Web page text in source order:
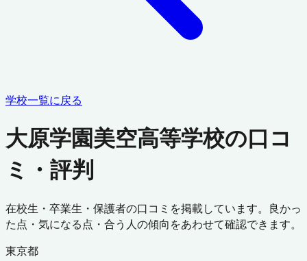
学校一覧に戻る
大原学園美空高等学校の口コ
ミ・評判
在校生・卒業生・保護者の口コミを掲載しています。良かっ
た点・気になる点・合う人の傾向をあわせて確認できます。
東京都